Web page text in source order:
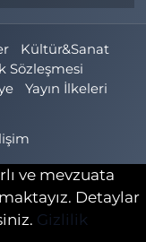
Kültür&Sanat
Sözleşmesi
Yayın İlkeleri
ve mevzuata
Detaylar
Gizlilik